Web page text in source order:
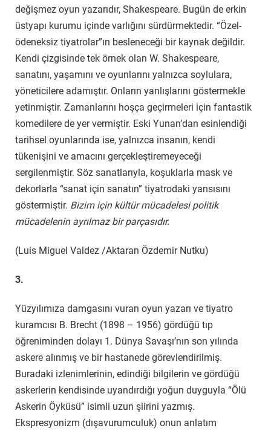
değişmez oyun yazarıdır, Shakespeare. Bugün de erkin
üstyapı kurumu içinde varlığını sürdürmektedir. “Özel-
ödeneksiz tiyatrolar”ın besleneceği bir kaynak değildir.
Kendi çizgisinde tek örnek olan W. Shakespeare,
sanatını, yaşamını ve oyunlarını yalnızca soylulara,
yöneticilere adamıştır. Onların yanlışlarını göstermekle
yetinmiştir. Zamanlarını hoşça geçirmeleri için fantastik
komedilere de yer vermiştir. Eski Yunan’dan esinlendiği
tarihsel oyunlarında ise, yalnızca insanın, kendi
tükenişini ve amacını gerçekleştiremeyeceği
sergilenmiştir. Söz sanatlarıyla, koşuklarla mask ve
dekorlarla “sanat için sanatın” tiyatrodaki yansısını
göstermiştir. Bizim için kültür mücadelesi politik
mücadelenin ayrılmaz bir parçasıdır.
(Luis Miguel Valdez /Aktaran Özdemir Nutku)
3.
Yüzyılımıza damgasını vuran oyun yazarı ve tiyatro
kuramcısı B. Brecht (1898 – 1956) gördüğü tıp
öğreniminden dolayı 1. Dünya Savaşı’nın son yılında
askere alınmış ve bir hastanede görevlendirilmiş.
Buradaki izlenimlerinin, edindiği bilgilerin ve gördüğü
askerlerin kendisinde uyandırdığı yoğun duyguyla “Ölü
Askerin Öyküsü” isimli uzun şiirini yazmış.
Ekspresyonizm (dışavurumculuk) onun anlatım